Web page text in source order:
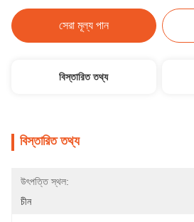
সেরা মূল্য পান
বিস্তারিত তথ্য
বিস্তারিত তথ্য
উৎপত্তি স্থল:
চীন